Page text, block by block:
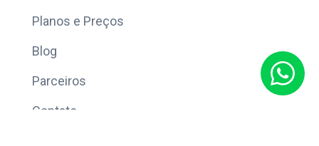
Planos e Preços
Blog
Parceiros
Contato